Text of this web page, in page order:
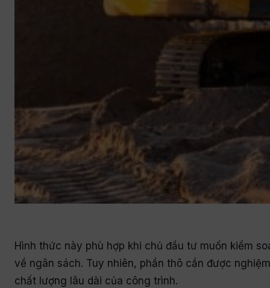
Hình thức này phù hợp khi chủ đầu tư muốn kiểm
về ngân sách. Tuy nhiên, phần thô cần được
chất lượng lâu dài của công trình.